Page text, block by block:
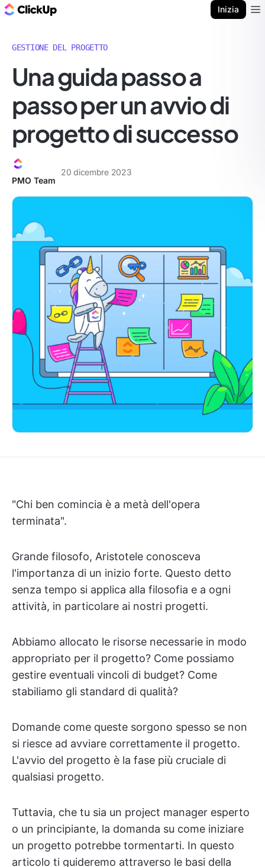
Inizia
GESTIONE DEL PROGETTO
Una guida passo a
passo per un avvio di
progetto di successo
PMO Team
20 dicembre 2023
"Chi ben comincia è a metà dell'opera
terminata".
Grande filosofo, Aristotele conosceva
l'importanza di un inizio forte. Questo detto
senza tempo si applica alla filosofia e a ogni
attività, in particolare ai nostri progetti.
Abbiamo allocato le risorse necessarie in modo
appropriato per il progetto? Come possiamo
gestire eventuali vincoli di budget? Come
stabiliamo gli standard di qualità?
Domande come queste sorgono spesso se non
si riesce ad avviare correttamente il progetto.
L'avvio del progetto è la fase più cruciale di
qualsiasi progetto.
Tuttavia, che tu sia un project manager esperto
o un principiante, la domanda su come iniziare
un progetto potrebbe tormentarti. In questo
articolo ti guideremo attraverso le basi della